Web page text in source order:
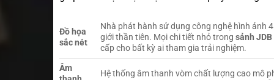
Đồ họa
sắc nét
Nhà phát hành sử dụng công nghệ hình ảnh
giới thần tiên. Mọi chi tiết nhỏ trong sảnh
cấp cho bất kỳ ai tham gia trải nghiệm.
Âm
Hệ thống âm thanh vòm chất lượng cao mô